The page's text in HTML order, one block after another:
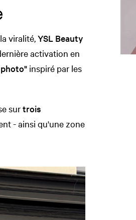
viralité, YSL Beauty
activation en
inspiré par les
surtrois
- ainsi qu'une zone